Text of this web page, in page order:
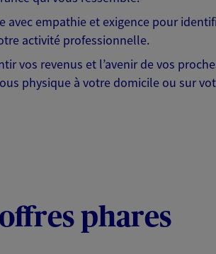
avec empathie et exigence pour
activité professionnelle.
vos revenus et l’avenir de vos
physique à votre domicile ou sur
phares